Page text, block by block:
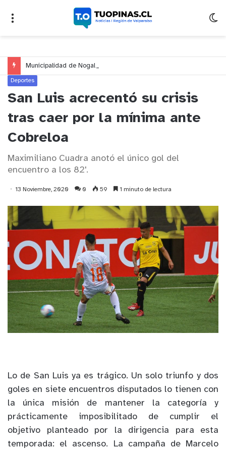
Deportes
San Luis acrecentó su crisis
tras caer por la mínima ante
Cobreloa
Maximiliano Cuadra anotó el único gol del
encuentro a los 82'.
13 Noviembre, 2020 0 59 1 minuto de lectura
Lo de San Luis ya es trágico. Un solo triunfo y dos
goles en siete encuentros disputados lo tienen con
la única misión de mantener la categoría y
prácticamente imposibilitado de cumplir el
objetivo planteado por la dirigencia para esta
temporada: el ascenso. La campaña de Marcelo